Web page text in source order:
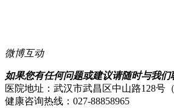
微博互动
如果您有任何问题或建议请随时与我们
医院地址：武汉市武昌区中山路128号
健康咨询热线：027-88858965